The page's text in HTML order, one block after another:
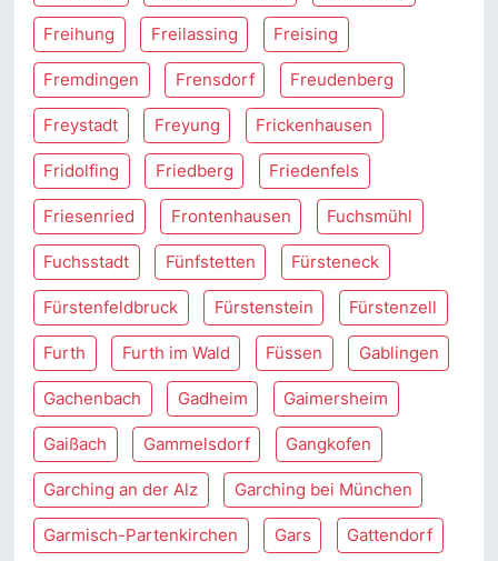
Freihung Freilassing Freising
Fremdingen Frensdorf Freudenberg
Freystadt Freyung Frickenhausen
Fridolfing Friedberg Friedenfels
Friesenried Frontenhausen Fuchsmühl
Fuchsstadt Fünfstetten Fürsteneck
Fürstenfeldbruck Fürstenstein Fürstenzell
Furth Furth im Wald Füssen Gablingen
Gachenbach Gadheim Gaimersheim
Gaißach Gammelsdorf Gangkofen
Garching an der Alz Garching bei München
Garmisch-Partenkirchen Gars Gattendorf